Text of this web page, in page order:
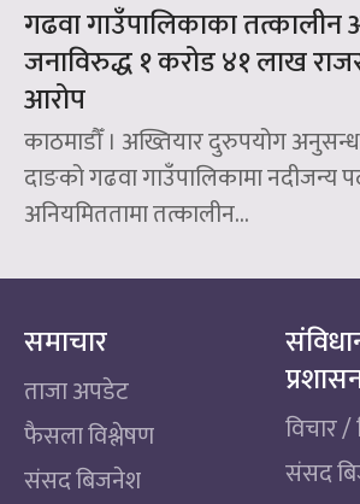
गढवा गाउँपालिकाका तत्कालीन
जनाविरुद्ध १ करोड ४१ लाख
आरोप
काठमाडौँ । अख्तियार दुरुपयोग
दाङको गढवा गाउँपालिकामा नदीजन्य
अनियमिततामा तत्कालीन...
समाचार
ताजा अपडेट
फैसला विश्लेषण
संसद बिजनेश
विचार /
संसद